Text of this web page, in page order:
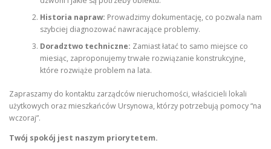
Historia napraw: Prowadzimy dokumentację, co pozwala nam
szybciej diagnozować nawracające problemy.
Doradztwo techniczne: Zamiast łatać to samo miejsce co
miesiąc, zaproponujemy trwałe rozwiązanie konstrukcyjne,
które rozwiąże problem na lata.
Zapraszamy do kontaktu zarządców nieruchomości, właścicieli lokali
użytkowych oraz mieszkańców Ursynowa, którzy potrzebują pomocy “na
wczoraj”.
Twój spokój jest naszym priorytetem.